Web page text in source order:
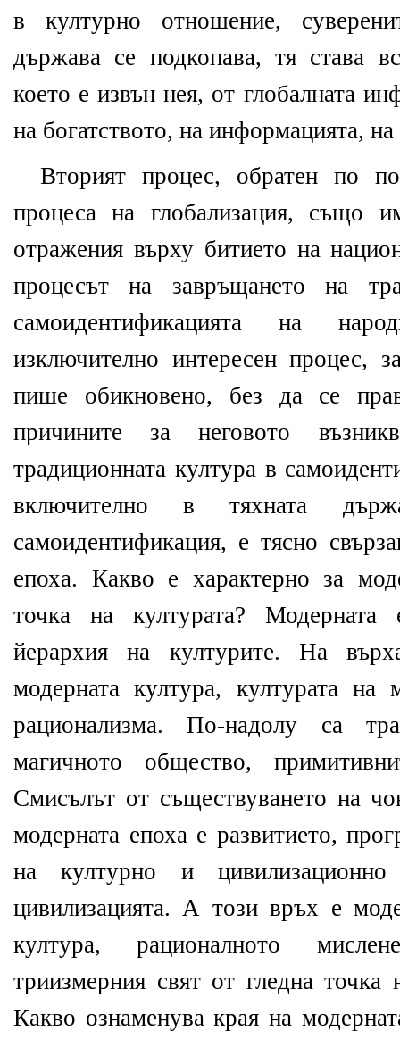
в културно отношение,
държава се подкопава, тя става
което е извън нея, от глобалната
на богатството, на информацията,
Вторият процес, обратен по
процеса на глобализация, също
отражения върху битието на
процесът на завръщането на
самоидентификацията на
изключително интересен процес,
пише обикновено, без да се
причините за неговото
традиционната култура в
включително в тяхната
самоидентификация, е тясно
епоха. Какво е характерно за
точка на културата? Модерната
йерархия на културите. На
модерната култура, културата
рационализма. По-надолу са
магичното общество,
Смисълът от съществуването на
модерната епоха е развитието,
на културно и
цивилизацията. А този връх е
култура, рационалното
триизмерния свят от гледна точка
Какво ознаменува края на